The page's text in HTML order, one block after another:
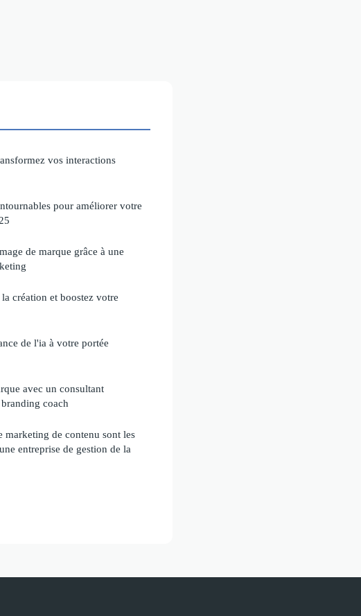
vos interactions
pour améliorer votre
de marque grâce à une
création et boostez votre
de l'ia à votre portée
avec un consultant
coach
marketing de contenu sont les
entreprise de gestion de la